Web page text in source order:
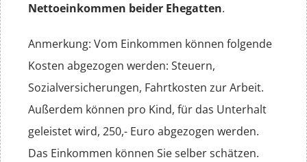
Nettoeinkommen beider Ehegatten.
Anmerkung: Vom Einkommen können folgende
Kosten abgezogen werden: Steuern,
Sozialversicherungen, Fahrtkosten zur Arbeit.
Außerdem können pro Kind, für das Unterhalt
geleistet wird, 250,- Euro abgezogen werden.
Das Einkommen können Sie selber schätzen.